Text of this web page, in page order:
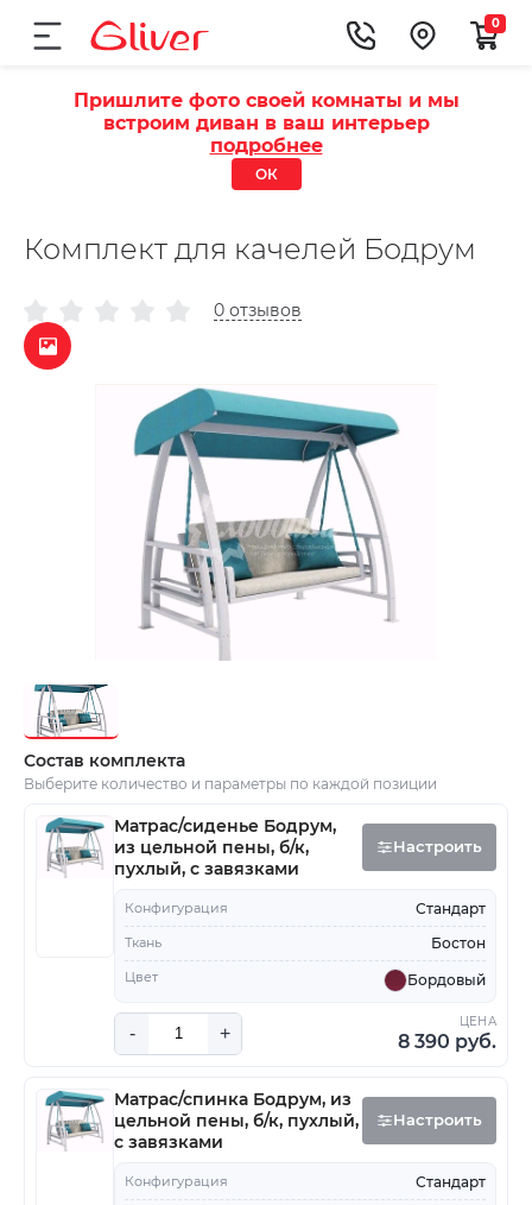
0
Пришлите фото своей комнаты и мы
встроим диван в ваш интерьер
подробнее
ОК
Комплект для качелей Бодрум
0 отзывов
Состав комплекта
Выберите количество и параметры по каждой позиции
Матрас/сиденье Бодрум,
из цельной пены, б/к,
пухлый, с завязками
Настроить
Конфигурация Стандарт
Ткань Бостон
Цвет Бордовый
- +
ЦЕНА
8 390 руб.
Матрас/спинка Бодрум, из
цельной пены, б/к, пухлый,
с завязками
Настроить
Конфигурация Стандарт